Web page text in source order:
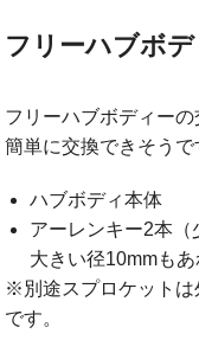
フリーハブボ
フリーハブボディー
簡単に交換できそうで
ハブボディ本体
アーレンキー2本
大きい径10mmもあ
※別途スプロケットは
です。